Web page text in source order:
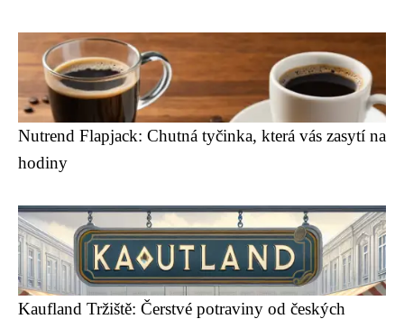
Nutrend Flapjack: Chutná tyčinka, která vás zasytí na
hodiny
Kaufland Tržiště: Čerstvé potraviny od českých